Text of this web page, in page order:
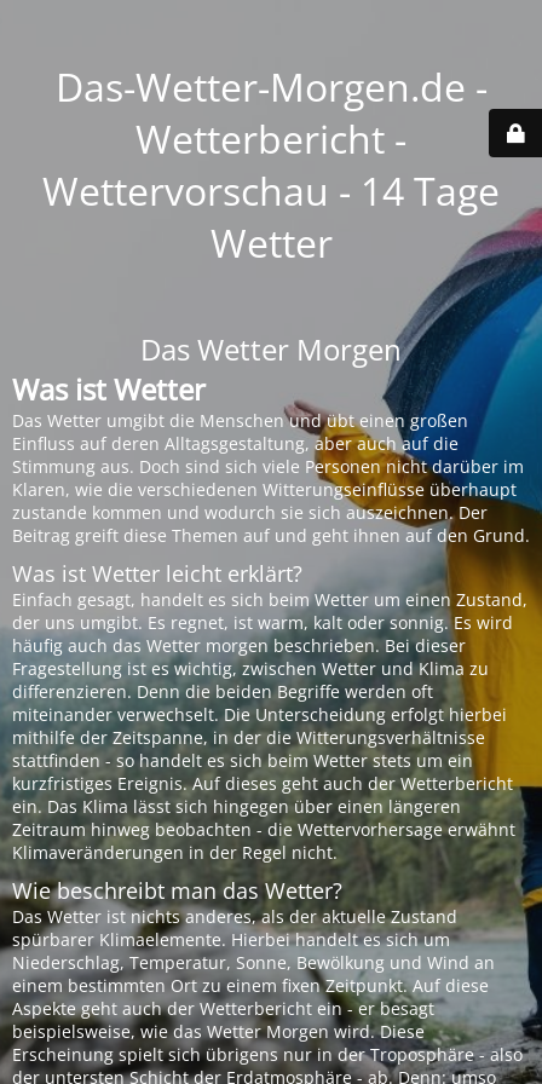
Das-Wetter-Morgen.de -
Wetterbericht -
Wettervorschau - 14 Tage
Wetter
Das Wetter Morgen
Was ist Wetter
Das Wetter umgibt die Menschen und übt einen großen
Einfluss auf deren Alltagsgestaltung, aber auch auf die
Stimmung aus. Doch sind sich viele Personen nicht darüber im
Klaren, wie die verschiedenen Witterungseinflüsse überhaupt
zustande kommen und wodurch sie sich auszeichnen. Der
Beitrag greift diese Themen auf und geht ihnen auf den Grund.
Was ist Wetter leicht erklärt?
Einfach gesagt, handelt es sich beim Wetter um einen Zustand,
der uns umgibt. Es regnet, ist warm, kalt oder sonnig. Es wird
häufig auch das Wetter morgen beschrieben. Bei dieser
Fragestellung ist es wichtig, zwischen Wetter und Klima zu
differenzieren. Denn die beiden Begriffe werden oft
miteinander verwechselt. Die Unterscheidung erfolgt hierbei
mithilfe der Zeitspanne, in der die Witterungsverhältnisse
stattfinden - so handelt es sich beim Wetter stets um ein
kurzfristiges Ereignis. Auf dieses geht auch der Wetterbericht
ein. Das Klima lässt sich hingegen über einen längeren
Zeitraum hinweg beobachten - die Wettervorhersage erwähnt
Klimaveränderungen in der Regel nicht.
Wie beschreibt man das Wetter?
Das Wetter ist nichts anderes, als der aktuelle Zustand
spürbarer Klimaelemente. Hierbei handelt es sich um
Niederschlag, Temperatur, Sonne, Bewölkung und Wind an
einem bestimmten Ort zu einem fixen Zeitpunkt. Auf diese
Aspekte geht auch der Wetterbericht ein - er besagt
beispielsweise, wie das Wetter Morgen wird. Diese
Erscheinung spielt sich übrigens nur in der Troposphäre - also
der untersten Schicht der Erdatmosphäre - ab. Denn: umso